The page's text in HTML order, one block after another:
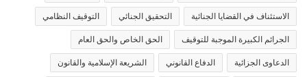
الاستئناف في القضايا الجنائية التحقيق الجنائي التوقيف النظامي
الجرائم الكبيرة الموجبة للتوقيف الحق الخاص والحق العام
الدعاوى الجزائية الدفاع القانوني الشريعة الإسلامية والقانون